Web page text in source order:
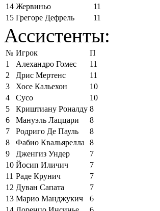
14 Жервиньо
11
15 Грегоре Дефрель 11
Ассистенты:
№ Игрок
П
1
Алехандро Гомес
11
2
Дрис Мертенс
11
3
Хосе Кальехон
10
4
Сусо
10
5
Криштиану Роналду 8
6
Мануэль Лаццари
8
7
Родриго Де Пауль
8
8
Фабио Квальярелла
8
9
Дженгиз Ундер
7
10 Йосип Иличич
7
11 Раде Крунич
7
12 Дуван Сапата
7
13 Марио Манджукич
6